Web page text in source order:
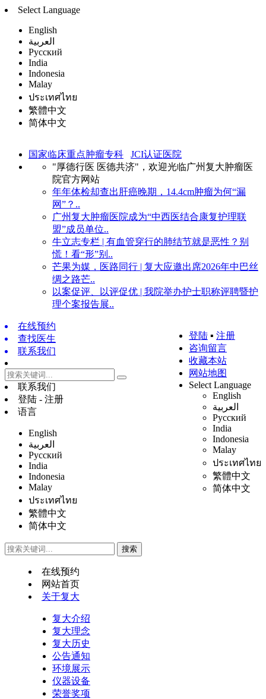
Select Language
English
العربية
Русский
India
Indonesia
Malay
ประเทศไทย
繁體中文
简体中文
国家临床重点肿瘤专科
JCI认证医院
"厚德行医 医德共济"，欢迎光临广州复大肿瘤医
院官方网站
年年体检却查出肝癌晚期，14.4cm肿瘤为何“漏
网”？..
广州复大肿瘤医院成为“中西医结合康复护理联
盟”成员单位..
牛立志专栏 | 有血管穿行的肺结节就是恶性？别
慌！看“形”别..
芒果为媒，医路同行 | 复大应邀出席2026年中巴丝
绸之路芒..
以案促评、以评促优 | 我院举办护士职称评聘暨护
理个案报告展..
登陆 ▪ 注册
咨询留言
收藏本站
网站地图
Select Language
English
العربية
Русский
India
Indonesia
Malay
ประเทศไทย
繁體中文
简体中文
在线预约
查找医生
联系我们
联系我们
登陆 - 注册
语言
English
العربية
Русский
India
Indonesia
Malay
ประเทศไทย
繁體中文
简体中文
在线预约
网站首页
关于复大
复大介绍
复大理念
复大历史
公告通知
环境展示
仪器设备
荣誉奖项